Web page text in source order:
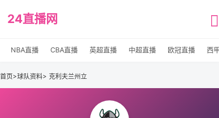
24直播网
NBA直播 CBA直播 英超直播 中超直播 欧冠直播 西
首页>球队资料> 克利夫兰州立